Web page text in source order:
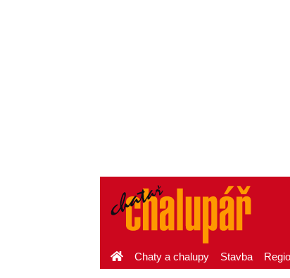
Chaty a chalupy Stavba